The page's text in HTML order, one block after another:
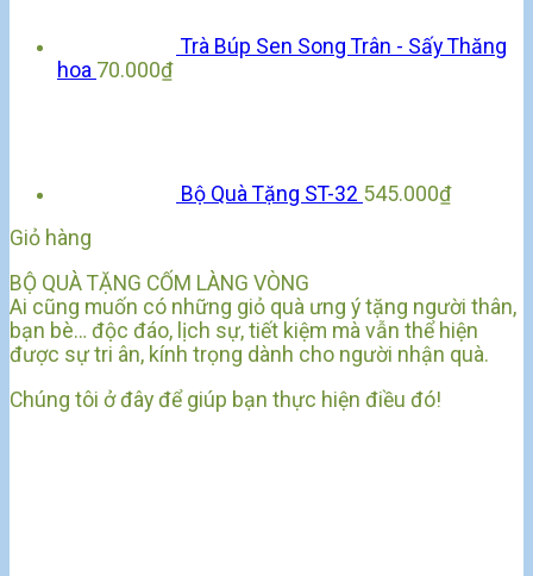
Trà Búp Sen Song Trân - Sấy Thăng
hoa 70.000₫
Bộ Quà Tặng ST-32 545.000₫
Giỏ hàng
BỘ QUÀ TẶNG CỐM LÀNG VÒNG
Ai cũng muốn có những giỏ quà ưng ý tặng người thân,
bạn bè… độc đáo, lịch sự, tiết kiệm mà vẫn thể hiện
được sự tri ân, kính trọng dành cho người nhận quà.
Chúng tôi ở đây để giúp bạn thực hiện điều đó!